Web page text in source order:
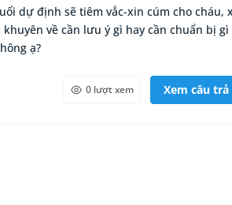
dự định sẽ tiêm vắc-xin cúm cho cháu,
về cần lưu ý gì hay cần chuẩn bị gì
ạ?
0 lượt xem Xem câu